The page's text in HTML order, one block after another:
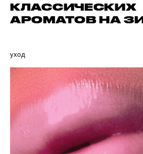
КЛАССИЧЕСКИХ
АРОМАТОВ НА
уход